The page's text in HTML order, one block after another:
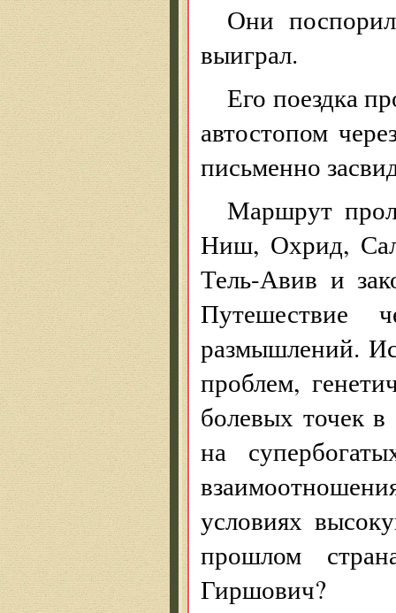
Они
выиграл.
Его поездка
автостопом
письменно
Маршрут
Ниш, Охрид,
Тель-Авив и
Путешествие
размышлений.
проблем,
болевых точек
на
условиях
прошлом
Гиршович?